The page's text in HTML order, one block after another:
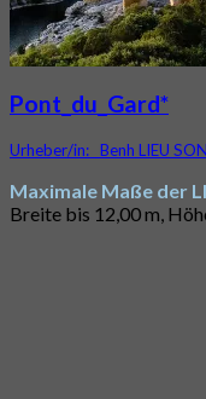
Pont_du_Gard*
Urheber/in: Benh LIEU
Maximale Maße der
Breite bis 12,00 m,